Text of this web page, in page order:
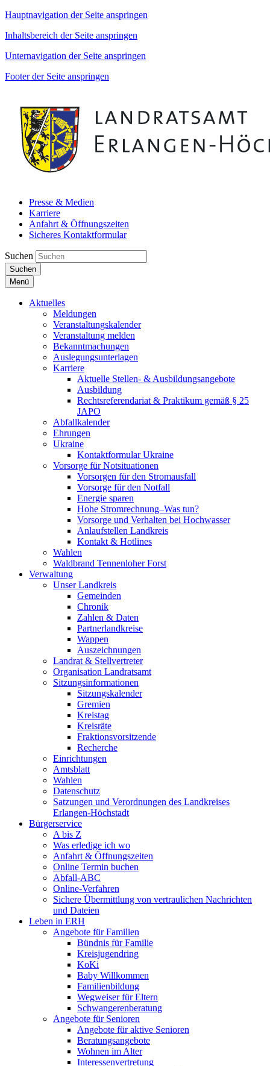
Hauptnavigation der Seite anspringen
Inhaltsbereich der Seite anspringen
Unternavigation der Seite anspringen
Footer der Seite anspringen
Presse & Medien
Karriere
Anfahrt & Öffnungszeiten
Sicheres Kontaktformular
Suchen
Suchen
Menü
Aktuelles
Meldungen
Veranstaltungskalender
Veranstaltung melden
Bekanntmachungen
Auslegungsunterlagen
Karriere
Aktuelle Stellen- & Ausbildungsangebote
Ausbildung
Rechtsreferendariat & Praktikum gemäß § 25
JAPO
Abfallkalender
Ehrungen
Ukraine
Kontaktformular Ukraine
Vorsorge für Notsituationen
Vorsorgen für den Stromausfall
Vorsorge für den Notfall
Energie sparen
Hohe Stromrechnung–Was tun?
Vorsorge und Verhalten bei Hochwasser
Anlaufstellen Landkreis
Kontakt & Hotlines
Wahlen
Waldbrand Tennenloher Forst
Verwaltung
Unser Landkreis
Gemeinden
Chronik
Zahlen & Daten
Partnerlandkreise
Wappen
Auszeichnungen
Landrat & Stellvertreter
Organisation Landratsamt
Sitzungsinformationen
Sitzungskalender
Gremien
Kreistag
Kreisräte
Fraktionsvorsitzende
Recherche
Einrichtungen
Amtsblatt
Wahlen
Datenschutz
Satzungen und Verordnungen des Landkreises
Erlangen-Höchstadt
Bürgerservice
A bis Z
Was erledige ich wo
Anfahrt & Öffnungszeiten
Online Termin buchen
Abfall-ABC
Online-Verfahren
Sichere Übermittlung von vertraulichen Nachrichten
und Dateien
Leben in ERH
Angebote für Familien
Bündnis für Familie
Kreisjugendring
KoKi
Baby Willkommen
Familienbildung
Wegweiser für Eltern
Schwangerenberatung
Angebote für Senioren
Angebote für aktive Senioren
Beratungsangebote
Wohnen im Alter
Interessenvertretung